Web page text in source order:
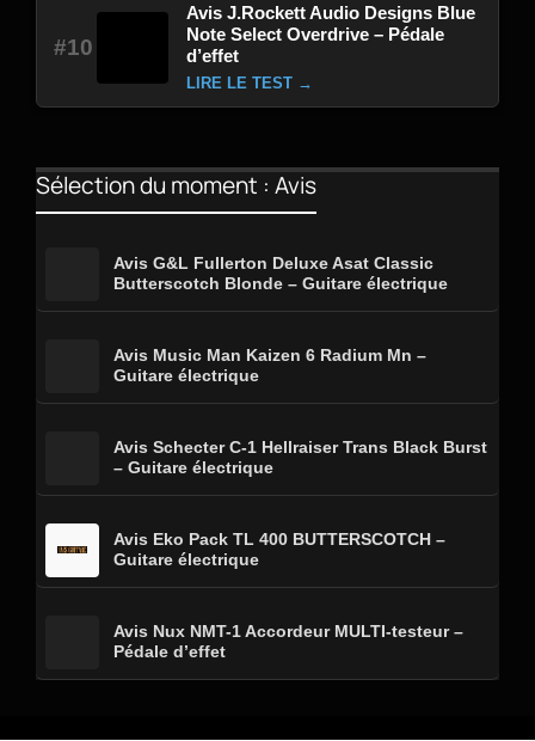
#10
Avis J.Rockett Audio Designs Blue
Note Select Overdrive – Pédale
d’effet
LIRE LE TEST →
Sélection du moment : Avis
Avis G&L Fullerton Deluxe Asat Classic
Butterscotch Blonde – Guitare électrique
Avis Music Man Kaizen 6 Radium Mn –
Guitare électrique
Avis Schecter C-1 Hellraiser Trans Black Burst
– Guitare électrique
Avis Eko Pack TL 400 BUTTERSCOTCH –
Guitare électrique
Avis Nux NMT-1 Accordeur MULTI-testeur –
Pédale d’effet